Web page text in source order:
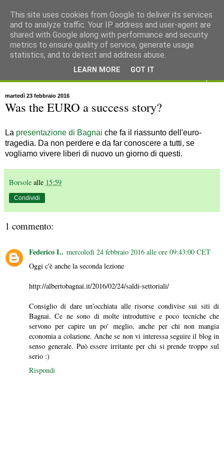
martedì 23 febbraio 2016
Was the EURO a success story?
La presentazione di Bagnai che fa il riassunto dell'euro-
tragedia. Da non perdere e da far conoscere a tutti, se
vogliamo vivere liberi di nuovo un giorno di questi.
Borsole alle 15:59
Condividi
1 commento:
Federico L. mercoledì 24 febbraio 2016 alle ore 09:43:00 CET
Oggi c'è anche la seconda lezione
http://albertobagnai.it/2016/02/24/saldi-settoriali/
Consiglio di dare un'occhiata alle risorse condivise sui siti di
Bagnai. Ce ne sono di molte introduttive e poco tecniche che
servono per capire un po' meglio, anche per chi non mangia
economia a colazione. Anche se non vi interessa seguire il blog in
senso generale. Può essere irritante per chi si prende troppo sul
serio :)
Rispondi
This site uses cookies from Google to deliver its services
and to analyze traffic. Your IP address and user-agent are
shared with Google along with performance and security
metrics to ensure quality of service, generate usage
statistics, and to detect and address abuse.
LEARN MORE GOT IT